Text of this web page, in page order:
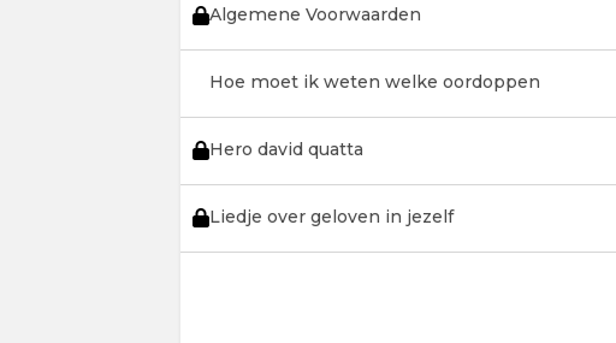
Algemene Voorwaarden
Hoe moet ik weten welke oordoppen
Hero david quatta
Liedje over geloven in jezelf